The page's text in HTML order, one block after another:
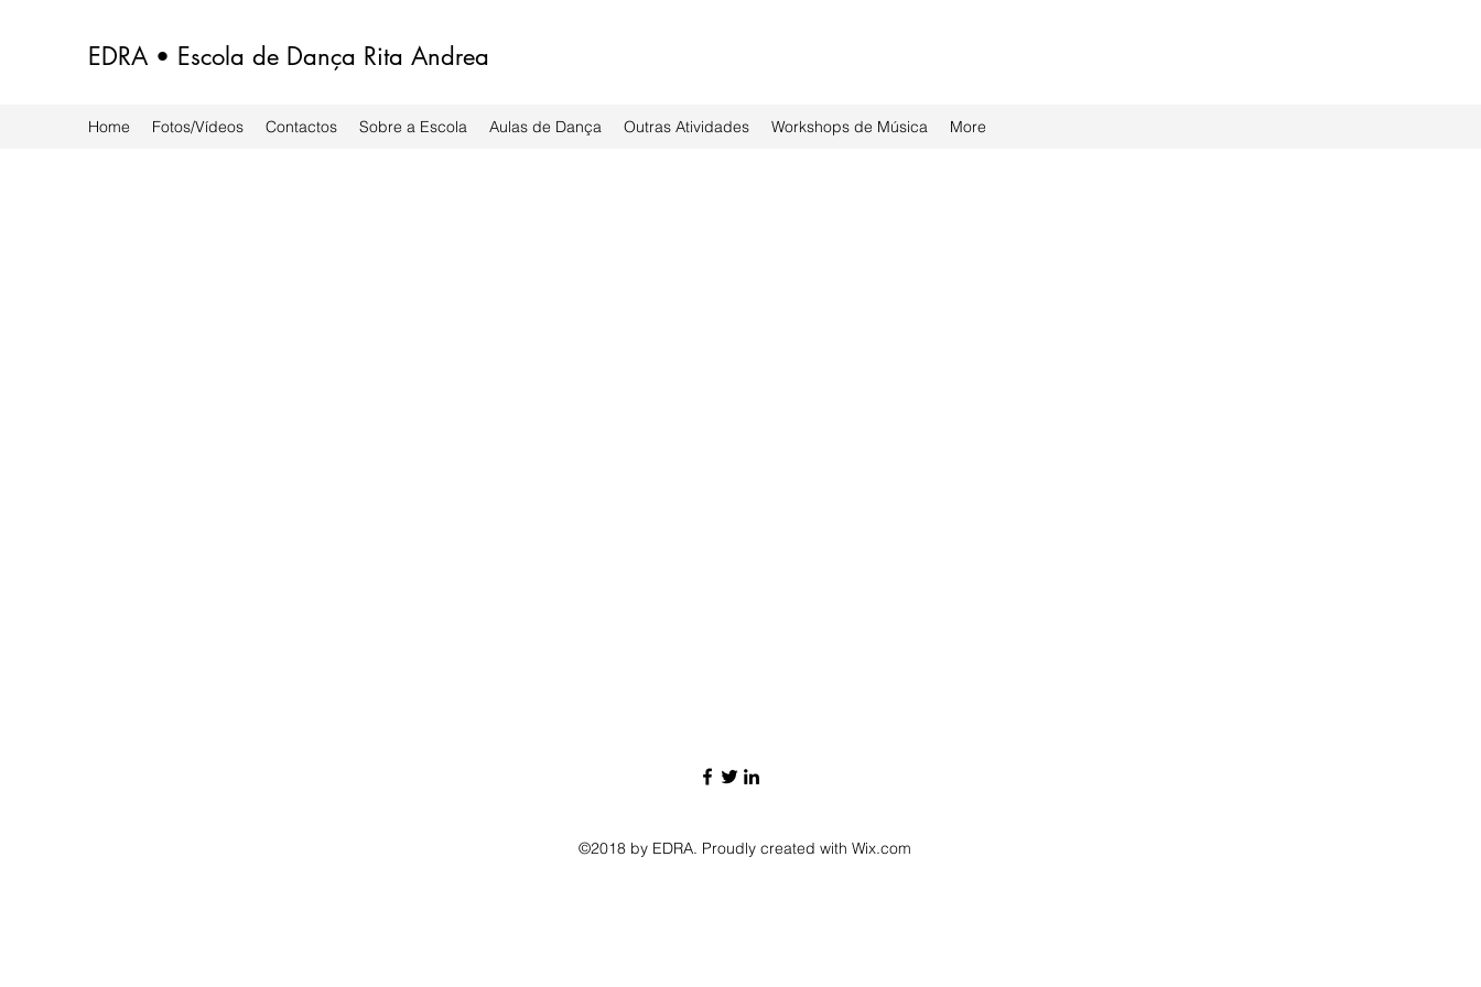
EDRA • Escola de Dança Rita Andrea
Home Fotos/Vídeos Contactos Sobre a Escola Aulas de Dança Outras Atividades Workshops de Música More
©2018 by EDRA. Proudly created with Wix.com